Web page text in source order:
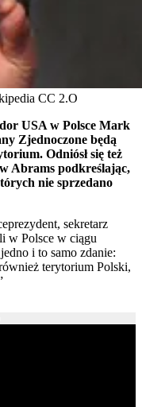
CC 2.O
USA w Polsce Mark
Zjednoczone będą
Odniósł się też
Abrams podkreślając,
nie sprzedano
sekretarz
w Polsce w ciągu
i to samo zdanie:
terytorium Polski,